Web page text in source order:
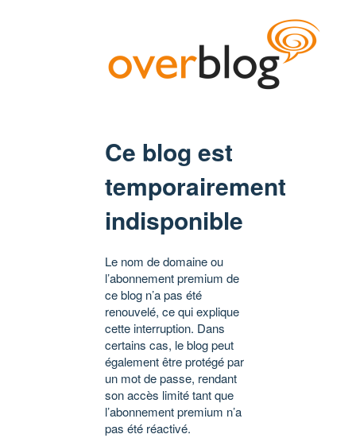
Ce blog est
temporairement
indisponible
Le nom de domaine ou
l’abonnement premium de
ce blog n’a pas été
renouvelé, ce qui explique
cette interruption. Dans
certains cas, le blog peut
également être protégé par
un mot de passe, rendant
son accès limité tant que
l’abonnement premium n’a
pas été réactivé.